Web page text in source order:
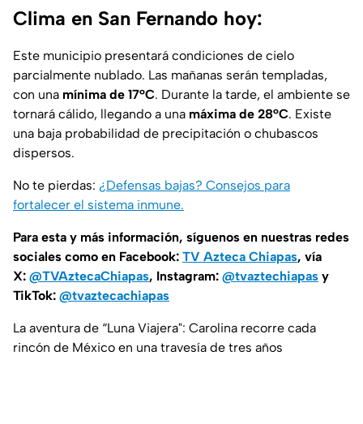
Clima en San Fernando hoy:
Este municipio presentará condiciones de cielo
parcialmente nublado. Las mañanas serán templadas,
con una mínima de 17°C. Durante la tarde, el ambiente se
tornará cálido, llegando a una máxima de 28°C. Existe
una baja probabilidad de precipitación o chubascos
dispersos.
No te pierdas: ¿Defensas bajas? Consejos para
fortalecer el sistema inmune.
Para esta y más información, síguenos en nuestras redes
sociales como en Facebook: TV Azteca Chiapas, vía
X: @TVAztecaChiapas, Instagram: @tvaztechiapas y
TikTok: @tvaztecachiapas
La aventura de “Luna Viajera": Carolina recorre cada
rincón de México en una travesía de tres años